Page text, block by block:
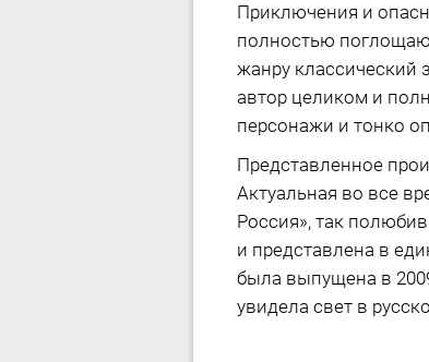
Приключения и
полностью
жанру классический
автор целиком и
персонажи и тонко
Представленное
Актуальная во все
Россия», так
и представлена в
была выпущена в
увидела свет в